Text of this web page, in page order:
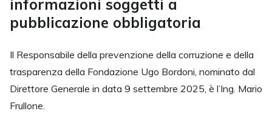
informazioni soggetti a
pubblicazione obbligatoria
Il Responsabile della prevenzione della corruzione e della
trasparenza della Fondazione Ugo Bordoni, nominato dal
Direttore Generale in data 9 settembre 2025, è l’Ing. Mario
Frullone.